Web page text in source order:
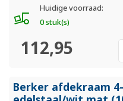
Huidige voorraad:
0 stuk(s)
112,95
Berker afdekraam